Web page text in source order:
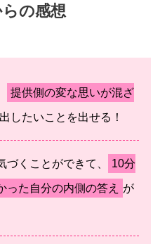
の感想
提供側の変な思いが混ざ
したいことを出せる！
づくことができて、 10分
った自分の内側の答え が